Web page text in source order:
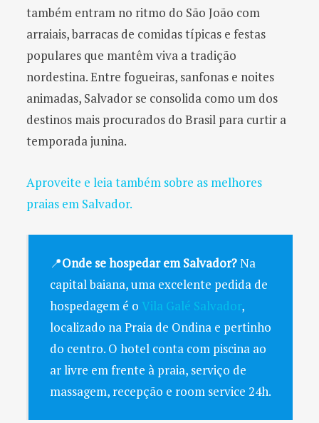
também entram no ritmo do São João com
arraiais, barracas de comidas típicas e festas
populares que mantêm viva a tradição
nordestina. Entre fogueiras, sanfonas e noites
animadas, Salvador se consolida como um dos
destinos mais procurados do Brasil para curtir a
temporada junina.
Aproveite e leia também sobre as melhores
praias em Salvador.
📍Onde se hospedar em Salvador?Na
capital baiana, uma excelente pedida de
hospedagem é o Vila Galé Salvador,
localizado na Praia de Ondina e pertinho
do centro. O hotel conta com piscina ao
ar livre em frente à praia, serviço de
massagem, recepção e room service 24h.